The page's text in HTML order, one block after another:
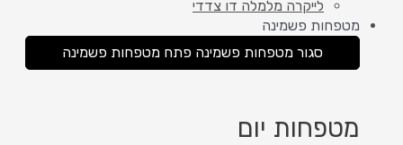
לייקרה מלמלה דו צדדי
מטפחות פשמינה
סגור מטפחות פשמינה פתח מטפחות פשמינה
מטפחות יום